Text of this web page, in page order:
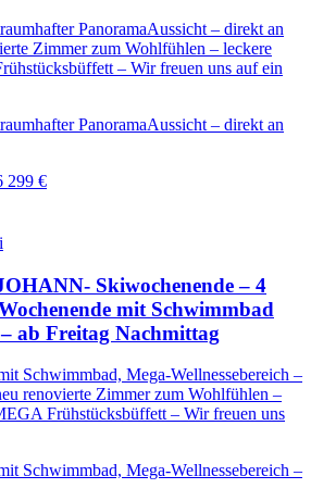
PanoramaAussicht – direkt an
Zimmer zum Wohlfühlen – leckere
– Wir freuen uns auf ein
PanoramaAussicht – direkt an
299 €
Skiwochenende – 4
mit Schwimmbad
ab Freitag Nachmittag
Schwimmbad, Mega-Wellnessebereich –
renovierte Zimmer zum Wohlfühlen –
Frühstücksbüffett – Wir freuen uns
Schwimmbad, Mega-Wellnessebereich –